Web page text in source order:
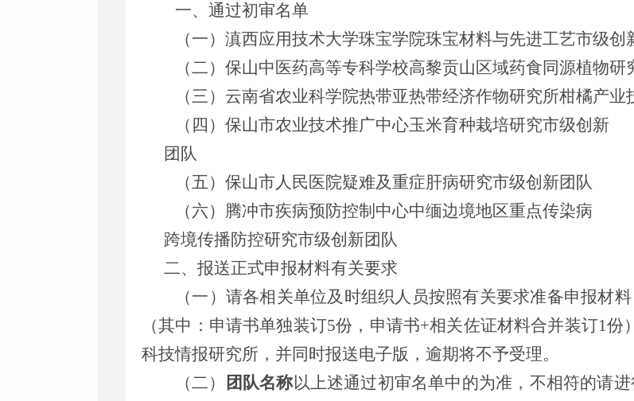
一、通过初审名单
（一）滇西应用技术大学珠宝学院珠宝材料与先进工艺市级创
（二）保山中医药高等专科学校高黎贡山区域药食同源植物
（三）云南省农业科学院热带亚热带经济作物研究所柑橘产业
（四）保山市农业技术推广中心玉米育种栽培研究市级创新
团队
（五） 保山市人民医院疑难及重症肝病研究市级创新团队
（六） 腾冲市疾病预防控制中心中缅边境地区重点传染病
跨境传播防控研究市级创新团队
二、报送正式申报材料有关要求
（一）请各相关单位及时组织人员按照有关要求准备申报材
（其中：申请书单独装订5份，申请书+相关佐证材料合并装订1份
科技情报研究所，并同时报送电子版，逾期将不予受理。
（二）
团队名称以上述通过初审名单中的为准，不相符的请